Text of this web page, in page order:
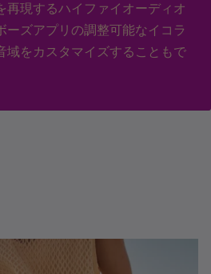
再現するハイファイオーディオ
ーズアプリの調整可能なイコラ
域をカスタマイズすることもで